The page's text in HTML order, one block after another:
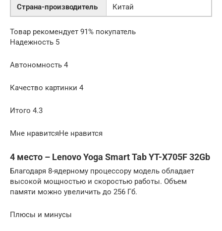
Страна-производитель
Китай
Товар рекомендует 91% покупатель
Надежность 5
Автономность 4
Качество картинки 4
Итого 4.3
Мне нравитсяНе нравится
4 место – Lenovo Yoga Smart Tab YT-X705F 32Gb
Благодаря 8-ядерному процессору модель обладает
высокой мощностью и скоростью работы. Объем
памяти можно увеличить до 256 Гб.
Плюсы и минусы